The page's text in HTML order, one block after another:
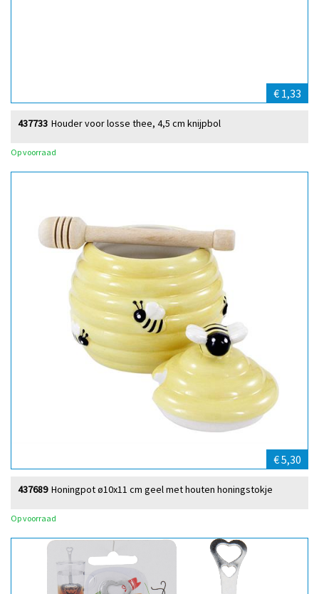
€ 1,33
Houder voor losse thee, 4,5 cm knijpbol
437733
Op voorraad
€ 5,30
Honingpot ø10x11 cm geel met houten honingstokje
437689
Op voorraad